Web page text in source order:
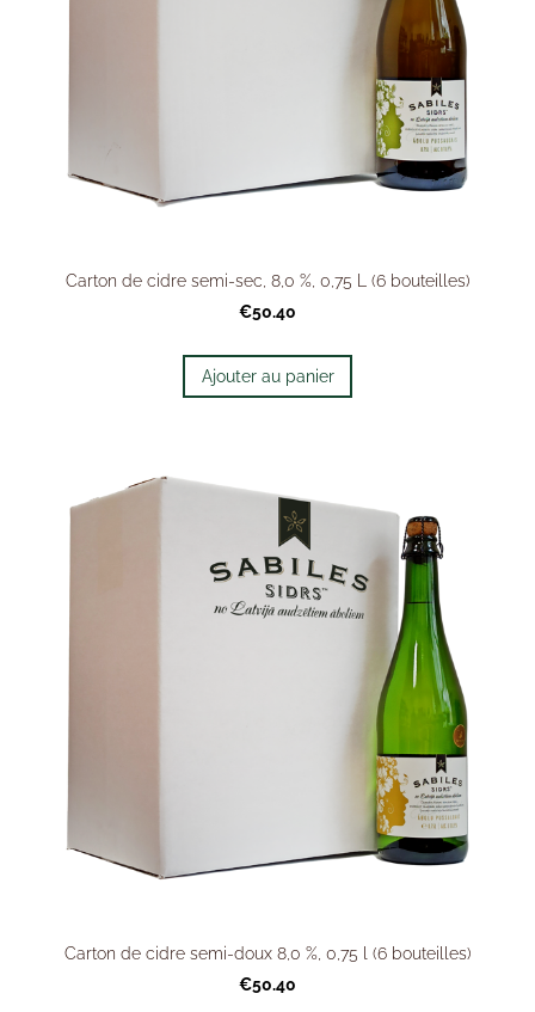
Carton de cidre semi-sec, 8,0 %, 0,75 L (6 bouteilles)
€50.40
Ajouter au panier
Carton de cidre semi-doux 8,0 %, 0,75 l (6 bouteilles)
€50.40